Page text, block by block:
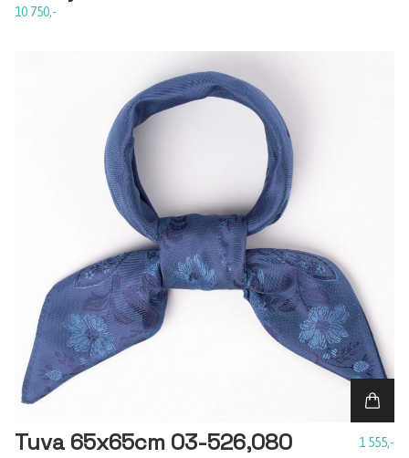
10 750,-
Tuva 65x65cm 03-526,080 1 555,-